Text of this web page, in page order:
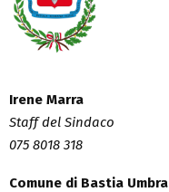
Irene Marra
Staff del Sindaco
075 8018 318
Comune di Bastia Umbra